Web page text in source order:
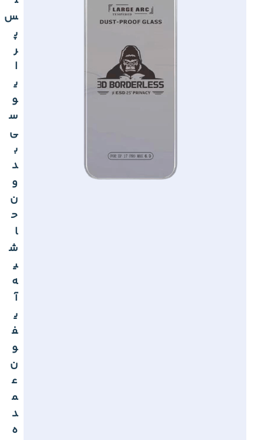
س
پ
ر
ا
ی
و
س
ی
ب
د
و
ن
ح
ا
ش
ی
ه
آ
ی
ف
و
ن
ع
م
د
ه